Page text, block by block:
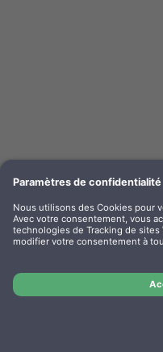
Risograph encre S-
Risograph encre S-8113E